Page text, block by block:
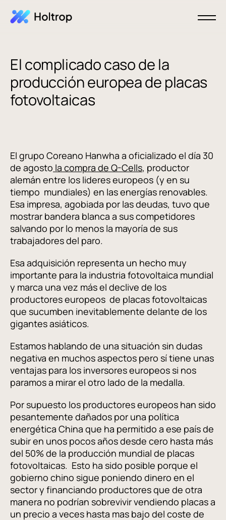
El complicado caso de la
producción europea de placas
fotovoltaicas
El grupo Coreano Hanwha a oficializado el día 30
de agosto la compra de Q-Cells, productor
alemán entre los lideres europeos (y en su
tiempo mundiales) en las energías renovables.
Esa impresa, agobiada por las deudas, tuvo que
mostrar bandera blanca a sus competidores
salvando por lo menos la mayoría de sus
trabajadores del paro.
Esa adquisición representa un hecho muy
importante para la industria fotovoltaica mundial
y marca una vez más el declive de los
productores europeos de placas fotovoltaicas
que sucumben inevitablemente delante de los
gigantes asiáticos.
Estamos hablando de una situación sin dudas
negativa en muchos aspectos pero sí tiene unas
ventajas para los inversores europeos si nos
paramos a mirar el otro lado de la medalla.
Por supuesto los productores europeos han sido
pesantemente dañados por una política
energética China que ha permitido a ese país de
subir en unos pocos años desde cero hasta más
del 50% de la producción mundial de placas
fotovoltaicas. Esto ha sido posible porque el
gobierno chino sigue poniendo dinero en el
sector y financiando productores que de otra
manera no podrían sobrevivir vendiendo placas a
un precio a veces hasta mas bajo del coste de